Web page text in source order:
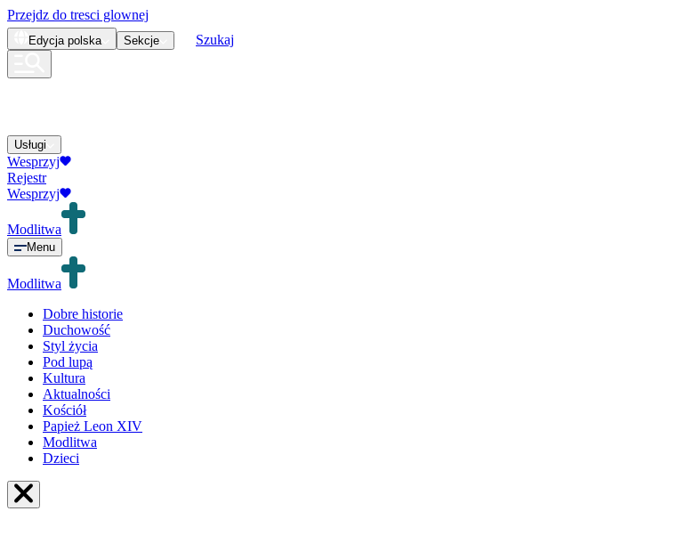
Przejdz do tresci glownej
Edycja polska Sekcje Szukaj
Usługi
Wesprzyj
Rejestr
Wesprzyj
Modlitwa
Menu
Modlitwa
Dobre historie
Duchowość
Styl życia
Pod lupą
Kultura
Aktualności
Kościół
Papież Leon XIV
Modlitwa
Dzieci